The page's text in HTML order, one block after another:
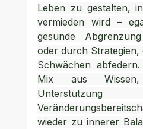
Leben zu gestalten,
vermieden wird –
gesunde
oder durch Strategien,
Schwächen
Mix aus Wissen,
wieder zu innerer